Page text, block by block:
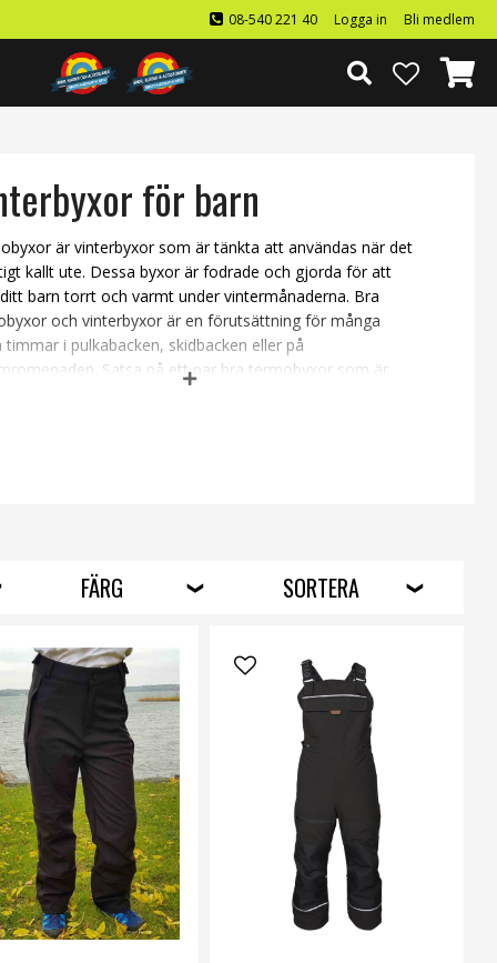
08-540 221 40 Logga in Bli medlem
för barn
är vinterbyxor som är tänkta att användas när det
kallt ute. Dessa byxor är fodrade och gjorda för att
barn torrt och varmt under vintermånaderna. Bra
och vinterbyxor är en förutsättning för många
timmar i pulkabacken, skidbacken eller på
Satsa på ett par bra termobyxor som är
som andas och som håller ditt barn torrt och
varmt utomhus länge. Alla våra vinterbyxor är dessutom
i förskolan eller på skolgården där barnen gärna kryper,
ramlar och hoppar i vattenpölar.
termobyxor, vinterbyxor och andra vinterkläder som
barnen torra och varma i vinter - handla termobyxor
direkt i vår butik.
softshellbyxor,outdoorbyxor jeans
FÄRG SORTERA